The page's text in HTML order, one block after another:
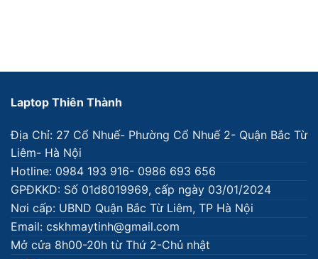
Laptop Thiên Thành
Địa Chỉ: 27 Cổ Nhuế- Phường Cổ Nhuế 2- Quận Bắc Từ
Liêm- Hà Nội
Hotline: 0984 193 916- 0986 693 656
GPĐKKD: Số 01d8019969, cấp ngày 03/01/2024
Nơi cấp: UBND Quận Bắc Từ Liêm, TP Hà Nội
Email: cskhmaytinh@gmail.com
Mở cửa 8h00-20h từ Thứ 2-Chủ nhật